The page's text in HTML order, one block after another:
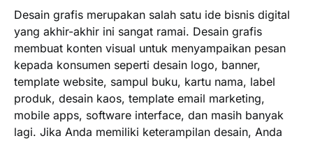
Desain grafis merupakan salah satu ide bisnis digital
yang akhir-akhir ini sangat ramai. Desain grafis
membuat konten visual untuk menyampaikan pesan
kepada konsumen seperti desain logo, banner,
template website, sampul buku, kartu nama, label
produk, desain kaos, template email marketing,
mobile apps, software interface, dan masih banyak
lagi. Jika Anda memiliki keterampilan desain, Anda